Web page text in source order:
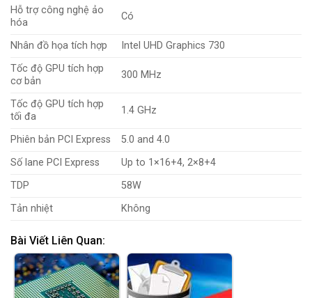
Hỗ trợ công nghệ ảo
hóa
Có
Nhân đồ họa tích hợp
Intel UHD Graphics 730
Tốc độ GPU tích hợp
cơ bản
300 MHz
Tốc độ GPU tích hợp
tối đa
1.4 GHz
Phiên bản PCI Express
5.0 and 4.0
Số lane PCI Express
Up to 1×16+4, 2×8+4
TDP
58W
Tản nhiệt
Không
Bài Viết Liên Quan: